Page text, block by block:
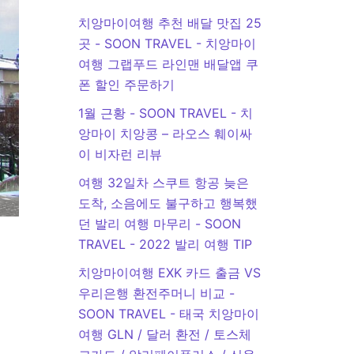
치앙마이여행 추천 배달 맛집 25
곳 - SOON TRAVEL- 치앙마이
여행 그랩푸드 라인맨 배달앱 쿠
폰 할인 주문하기
1월 근황 - SOON TRAVEL- 치
앙마이 치앙콩 – 라오스 훼이싸
이 비자런 리뷰
여행 32일차 스쿠트 항공 늦은
도착, 소음에도 불구하고 행복했
던 발리 여행 마무리 - SOON
TRAVEL- 2022 발리 여행 TIP
치앙마이여행 EXK 카드 출금 VS
우리은행 환전주머니 비교 -
SOON TRAVEL- 태국 치앙마이
여행 GLN / 달러 환전 / 토스체